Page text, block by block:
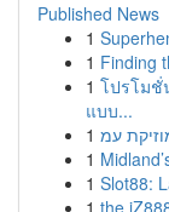
Published News
1
1 Finding
1 โปรโมชั่
แบบ...
1
1
1 Slot88:
1 the